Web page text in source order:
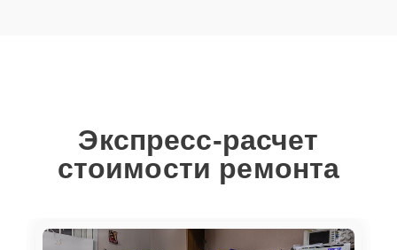
Экспресс-расчет
стоимости ремонта